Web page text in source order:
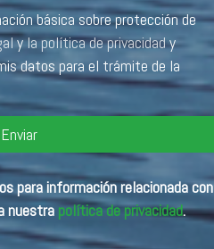
yla política de privacidady
datos para el trámite de la
Enviar
para información relacionada con
nuestra política de privacidad.